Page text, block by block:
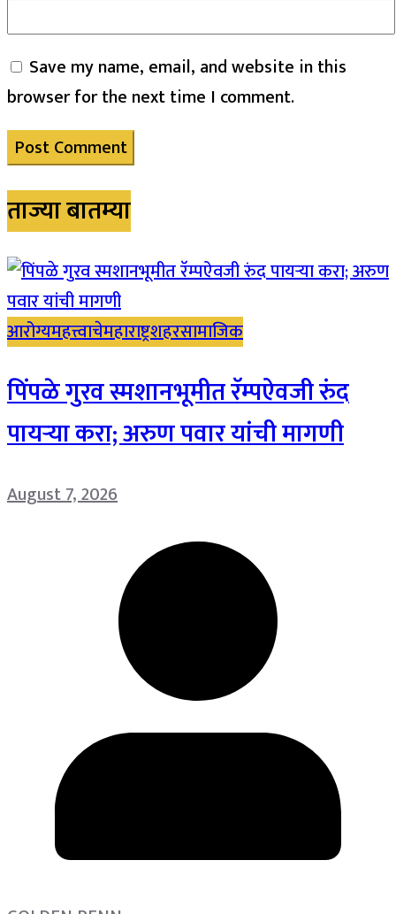
Save my name, email, and website in this
browser for the next time I comment.
ताज्या बातम्या
आरोग्यमहत्त्वाचेमहाराष्ट्रशहरसामाजिक
पिंपळे गुरव स्मशानभूमीत रॅम्पऐवजी रुंद
पायऱ्या करा; अरुण पवार यांची मागणी
August 7, 2026